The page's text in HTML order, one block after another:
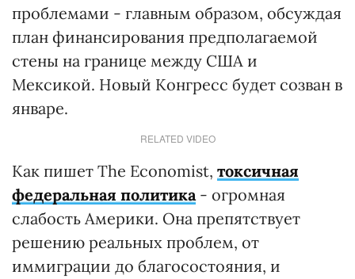
проблемами - главным образом, обсуждая
план финансирования предполагаемой
стены на границе между США и
Мексикой. Новый Конгресс будет созван в
январе.
RELATED VIDEO
Как пишет The Economist, токсичная
федеральная политика- огромная
слабость Америки. Она препятствует
решению реальных проблем, от
иммиграции до благосостояния, и